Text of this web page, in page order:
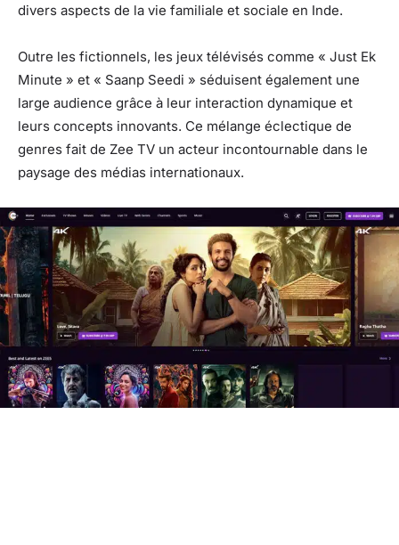
divers aspects de la vie familiale et sociale en Inde.
Outre les fictionnels, les jeux télévisés comme « Just Ek
Minute » et « Saanp Seedi » séduisent également une
large audience grâce à leur interaction dynamique et
leurs concepts innovants. Ce mélange éclectique de
genres fait de Zee TV un acteur incontournable dans le
paysage des médias internationaux.